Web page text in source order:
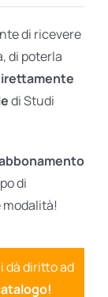
di ricevere
di poterla
di Studi
di
dà diritto ad